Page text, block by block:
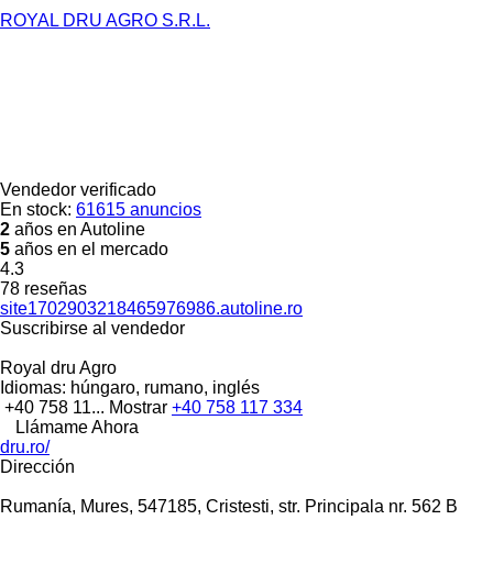
ROYAL DRU AGRO S.R.L.
Vendedor verificado
En stock: 61615 anuncios
2 años en Autoline
5 años en el mercado
4.3
78 reseñas
site1702903218465976986.autoline.ro
Suscribirse al vendedor
Royal dru Agro
Idiomas: húngaro, rumano, inglés
+40 758 11... Mostrar +40 758 117 334
Llámame Ahora
dru.ro/
Dirección
Rumanía, Mures, 547185, Cristesti, str. Principala nr. 562 B